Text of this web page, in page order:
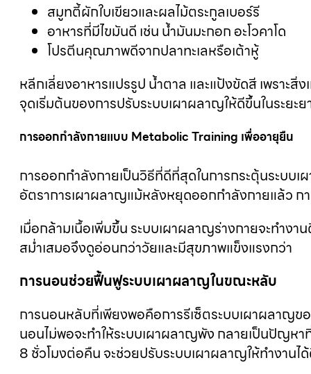
สมูทตี้ผักใบเขียวและผลไม้ตระกูลเบอร์รี
อาหารที่มีไขมันดี เช่น น้ำมันมะกอก อะโวคาโด
โปรตีนคุณภาพดีจากปลาทะเลหรือเต้าหู้
หลีกเลี่ยงอาหารแปรรูป น้ำตาล และแป้งขัดสี เพราะ
จุดเริ่มต้นของการปรับระบบเผาผลาญให้ดีขึ้นในระยะย
การออกกำลังกายแบบ Metabolic Training เพื่ออายุยืน
การออกกำลังกายเป็นวิธีที่ดีที่สุดในการกระตุ้นระบ
อัตราการเผาผลาญแม้หลังหยุดออกกำลังกายแล้ว ก
เมื่อกล้ามเนื้อเพิ่มขึ้น ระบบเผาผลาญร่างกายจะทำง
สม่ำเสมอจึงดูอ่อนกว่าวัยและมีสุขภาพแข็งแรงกว่า
การนอนช่วยฟื้นฟูระบบเผาผลาญในขณะหลับ
การนอนหลับที่เพียงพอคือการรีเซ็ตระบบเผาผลาญข
นอนไม่พอจะทำให้ระบบเผาผลาญพังกลายเป็นปัญหา
8 ชั่วโมงต่อคืน จะช่วยปรับระบบเผาผลาญให้ทำงานไ